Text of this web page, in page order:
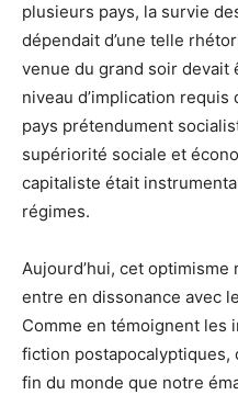
plusieurs pays, la survie
dépendait d’une telle
venue du grand soir
niveau d’implication
pays prétendument
supériorité sociale et
capitaliste était
régimes.
Aujourd’hui, cet
entre en dissonance avec
Comme en témoignent
fiction postapocalyptiques,
fin du monde que notre